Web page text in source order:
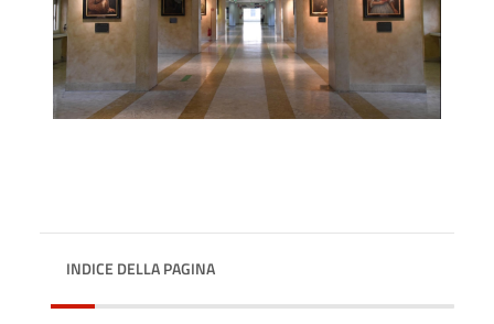
INDICE DELLA PAGINA